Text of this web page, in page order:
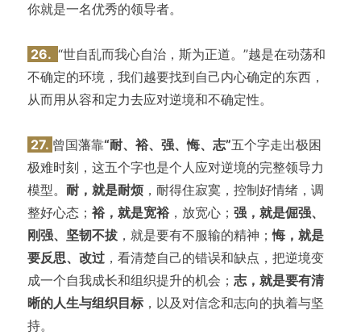
你就是一名优秀的领导者。
26. “世自乱而我心自治，斯为正道。”越是在动荡和
不确定的环境，我们越要找到自己内心确定的东西，
从而用从容和定力去应对逆境和不确定性。
27. 曾国藩靠“耐、裕、强、悔、志”五个字走出极困
极难时刻，这五个字也是个人应对逆境的完整领导力
模型。 耐，就是耐烦，耐得住寂寞，控制好情绪，调
整好心态； 裕，就是宽裕，放宽心； 强，就是倔强、
刚强、坚韧不拔，就是要有不服输的精神；悔，就是
要反思、改过，看清楚自己的错误和缺点，把逆境变
成一个自我成长和组织提升的机会； 志，就是要有清
晰的人生与组织目标，以及对信念和志向的执着与坚
持。